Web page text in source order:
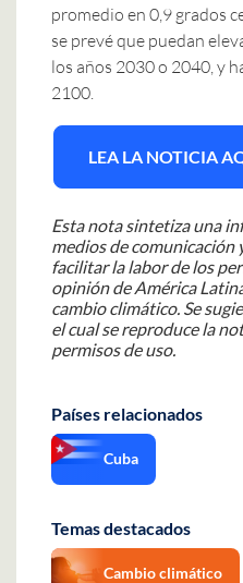
promedio en 0,9 grados
se prevé que puedan
los años 2030 o 2040, y
2100.
LEA LA NOTICIA
Esta nota sintetiza una
medios de
facilitar la labor de los
opinión de América
cambio climático. Se
el cual se reproduce la
permisos de uso.
Países relacionados
Cuba
Temas destacados
Cambio climático